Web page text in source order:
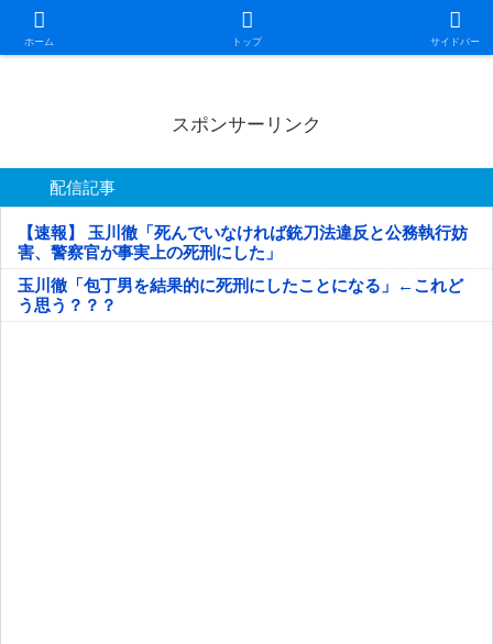
ホーム トップ サイドバー
日本第一！ニュース録
スポンサーリンク
配信記事
【速報】 玉川徹「死んでいなければ銃刀法違反と公務執行妨
害、警察官が事実上の死刑にした」
玉川徹「包丁男を結果的に死刑にしたことになる」←これど
う思う？？？